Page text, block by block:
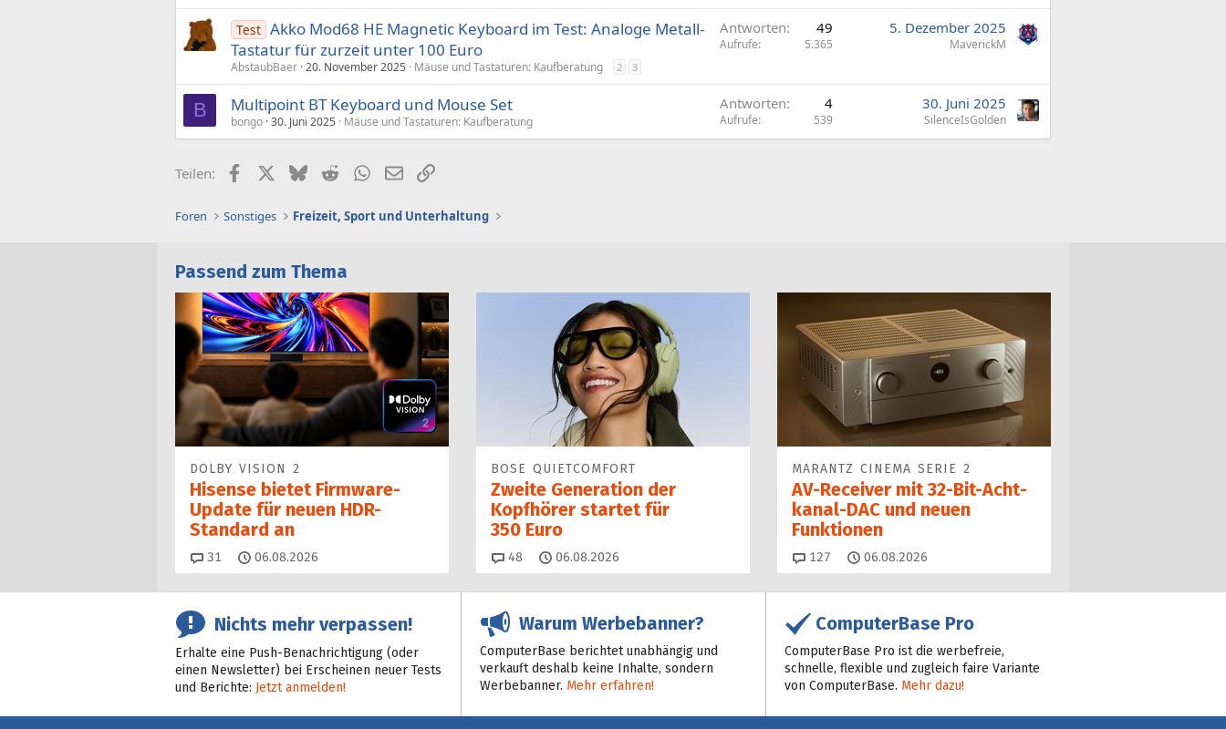
Test Akko Mod68 HE Magnetic Keyboard im Test: Analoge Metall-
Tastatur für zurzeit unter 100 Euro
AbstaubBaer 20. November 2025 Mäuse und Tastaturen: Kaufberatung 2 3
Antworten 49
Aufrufe 5.365
5. Dezember 2025
MaverickM
B Multipoint BT Keyboard und Mouse Set
bongo 30. Juni 2025 Mäuse und Tastaturen: Kaufberatung
Antworten 4
Aufrufe 539
30. Juni 2025
SilenceIsGolden
Teilen: FacebookX (Twitter)
BlueskyRedditWhatsApp
E-MailLink
Foren Sonstiges Freizeit, Sport und Unterhaltung
Passend zum Thema
DOLBY VISION 2
Hisense bietet Firmware-
Update für neuen HDR-
Standard an
31 Kommentare
06.08.2026
BOSE QUIETCOMFORT
Zweite Generation der
Kopfhörer startet für
350 Euro
48 Kommentare
06.08.2026
MARANTZ CINEMA SERIE 2
AV-Receiver mit 32-Bit-Acht­
kanal-DAC und neuen
Funktionen
127 Kommentare
06.08.2026
Nichts mehr verpassen!
Erhalte eine Push-Benachrichtigung (oder
einen Newsletter) bei Erscheinen neuer Tests
und Berichte: Jetzt anmelden!
Warum Werbebanner?
ComputerBase berichtet unabhängig und
verkauft deshalb keine Inhalte, sondern
Werbebanner. Mehr erfahren!
ComputerBase Pro
ComputerBase Pro ist die werbefreie,
schnelle, flexible und zugleich faire Variante
von ComputerBase. Mehr dazu!